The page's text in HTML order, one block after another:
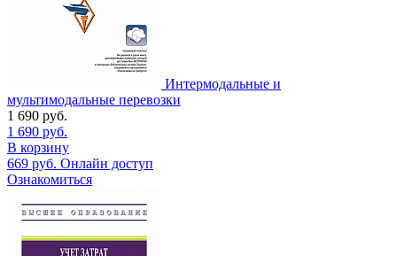
Интермодальные и
мультимодальные перевозки
1 690 руб.
1 690 руб.
В корзину
669 руб. Онлайн доступ
Ознакомиться